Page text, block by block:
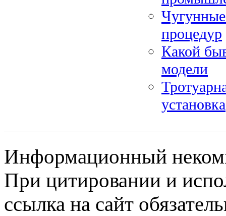
процедур
Какой
модели
установка
Информационный
При цитировании и
ссылка на сайт